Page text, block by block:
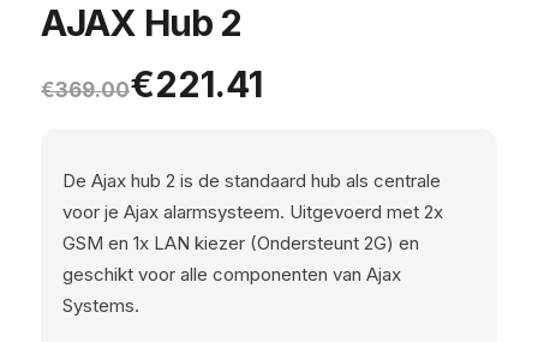
AJAX Hub 2
€369.00
Oorspronkelijke prijs was:
€221.41
Huidige prijs is: €221.41.
De Ajax hub 2 is de standaard hub als centrale
voor je Ajax alarmsysteem. Uitgevoerd met 2x
GSM en 1x LAN kiezer (Ondersteunt 2G) en
geschikt voor alle componenten van Ajax
Systems.